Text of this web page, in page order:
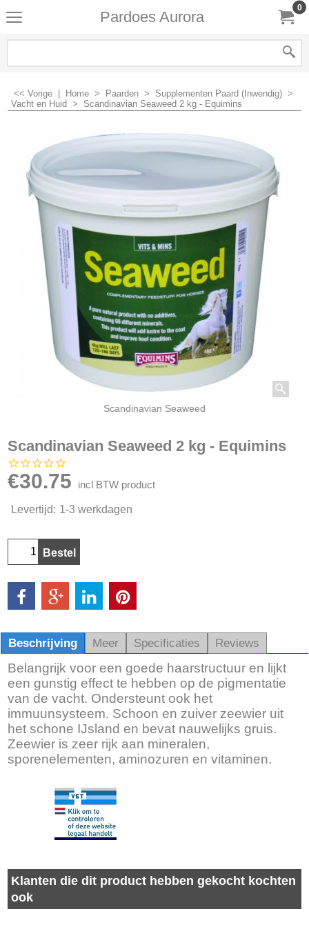
Pardoes Aurora
0
<< Vorige Home > Paarden > Supplementen Paard (Inwendig) >
Vacht en Huid > Scandinavian Seaweed 2 kg - Equimins
Scandinavian Seaweed
Scandinavian Seaweed 2 kg - Equimins
€30.75 incl BTW product
Levertijd: 1-3 werkdagen
Bestel
Beschrijving Meer Specificaties Reviews
Belangrijk voor een goede haarstructuur en lijkt
een gunstig effect te hebben op de pigmentatie
van de vacht. Ondersteunt ook het
immuunsysteem. Schoon en zuiver zeewier uit
het schone IJsland en bevat nauwelijks gruis.
Zeewier is zeer rijk aan mineralen,
sporenelementen, aminozuren en vitaminen.
Klanten die dit product hebben gekocht kochten
ook